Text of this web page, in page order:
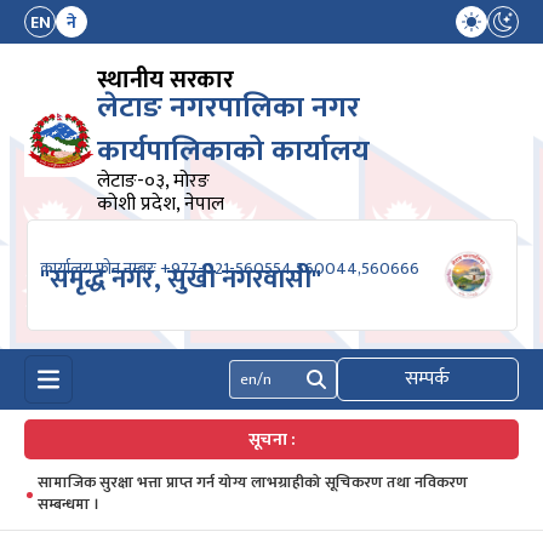
EN ने
स्थानीय सरकार
लेटाङ नगरपालिका नगर
कार्यपालिकाको कार्यालय
लेटाङ-०३, मोरङ
कोशी प्रदेश, नेपाल
कार्यालय फोन नम्बरः +977-021-560554,560044,560666
"समृद्ध नगर, सुखी नगरवासी"
खोज्नुहोस् सम्पर्क
सूचना :
सामाजिक सुरक्षा भत्ता प्राप्त गर्न योग्य लाभग्राहीको सूचिकरण तथा नविकरण
सम्बन्धमा ।